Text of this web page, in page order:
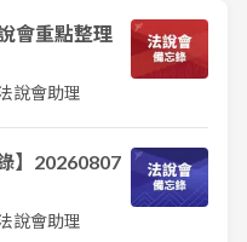
會重點整理
說會助理
】20260807
說會助理